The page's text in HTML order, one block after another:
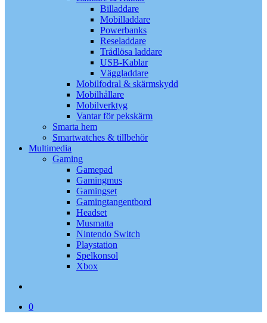
Billaddare
Mobilladdare
Powerbanks
Reseladdare
Trådlösa laddare
USB-Kablar
Väggladdare
Mobilfodral & skärmskydd
Mobilhållare
Mobilverktyg
Vantar för pekskärm
Smarta hem
Smartwatches & tillbehör
Multimedia
Gaming
Gamepad
Gamingmus
Gamingset
Gamingtangentbord
Headset
Musmatta
Nintendo Switch
Playstation
Spelkonsol
Xbox
0